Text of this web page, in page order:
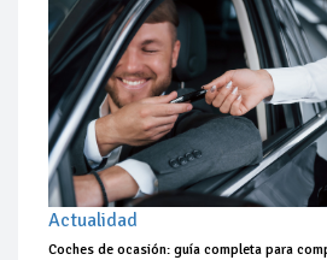
Actualidad
Coches de ocasión: guía completa para